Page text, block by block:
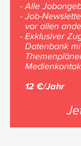
- Alle
- Job-
vor allen
- Exklusiver
Datenbank
12 €/Jahr